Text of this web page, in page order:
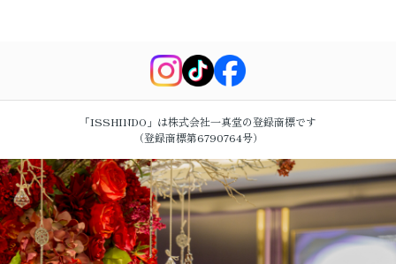
「ISSHINDO」は株式会社一真堂の登録商標です
（登録商標第6790764号）